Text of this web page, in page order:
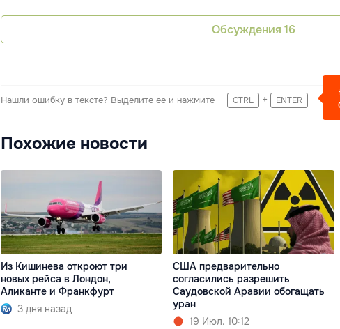
Обсуждения 16
Нашли ошибку в тексте? Выделите ее и нажмите CTRL + ENTER
Похожие новости
Из Кишинева откроют три
новых рейса в Лондон,
Аликанте и Франкфурт
3 дня назад
США предварительно
согласились разрешить
Саудовской Аравии обогащать
уран
19 Июл. 10:12